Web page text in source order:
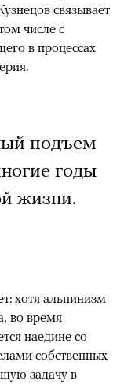
связывает
числе с
в процессах
подъем
годы
жизни.
хотя альпинизм
во время
наедине со
собственных
задачу в